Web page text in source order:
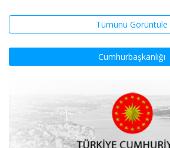
Tümünü Görüntüle
Cumhurbaşkanlığı